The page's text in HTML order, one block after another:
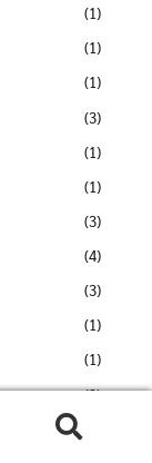
(1)
(1)
(1)
(3)
(1)
(1)
(3)
(4)
(3)
(1)
(1)
(2)